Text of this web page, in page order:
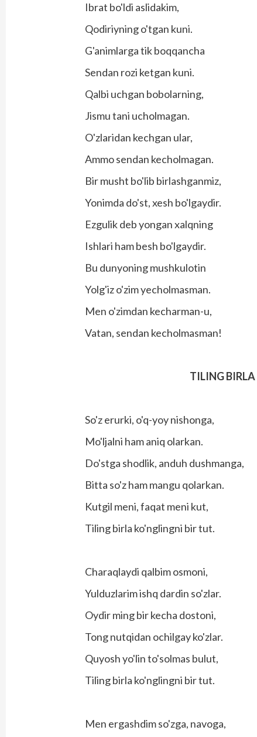
Ibrat bo'ldi aslidakim,
Qodiriyning o'tgan kuni.
G'animlarga tik boqqancha
Sendan rozi ketgan kuni.
Qalbi uchgan bobolarning,
Jismu tani ucholmagan.
O'zlaridan kechgan ular,
Ammo sendan kecholmagan.
Bir musht bo'lib birlashganmiz,
Yonimda do'st, xesh bo'lgaydir.
Ezgulik deb yongan xalqning
Ishlari ham besh bo'lgaydir.
Bu dunyoning mushkulotin
Yolg'iz o'zim yecholmasman.
Men o'zimdan kecharman-u,
Vatan, sendan kecholmasman!
TILING BIRLA
So'z erurki, o'q-yoy nishonga,
Mo'ljalni ham aniq olarkan.
Do'stga shodlik, anduh dushmanga,
Bitta so'z ham mangu qolarkan.
Kutgil meni, faqat meni kut,
Tiling birla ko'nglingni bir tut.
Charaqlaydi qalbim osmoni,
Yulduzlarim ishq dardin so'zlar.
Oydir ming bir kecha dostoni,
Tong nutqidan ochilgay ko'zlar.
Quyosh yo'lin to'solmas bulut,
Tiling birla ko'nglingni bir tut.
Men ergashdim so'zga, navoga,